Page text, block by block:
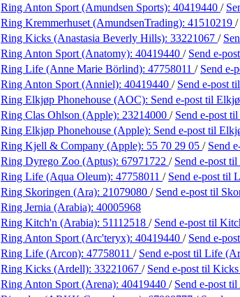
Ring Anton Sport (Amundsen Sports): 40419440 /
Ring Kremmerhuset (AmundsenTrading): 41510219 /
Ring Kicks (Anastasia Beverly Hills): 33221067 /
Ring Anton Sport (Anatomy): 40419440 / Send e-post
Ring Life (Anne Marie Börlind): 47758011 / Send e-
Ring Anton Sport (Anniel): 40419440 / Send e-post
Ring Elkjøp Phonehouse (AOC): Send e-post til
Ring Clas Ohlson (Apple): 23214000 / Send e-post til
Ring Elkjøp Phonehouse (Apple): Send e-post til
Ring Kjell & Company (Apple): 55 70 29 05 / Send
Ring Dyrego Zoo (Aptus): 67971722 / Send e-post til
Ring Life (Aqua Oleum): 47758011 / Send e-post til
Ring Skoringen (Ara): 21079080 / Send e-post til
Ring Jernia (Arabia): 40005968
Ring Kitch'n (Arabia): 51112518 / Send e-post til
Ring Anton Sport (Arc'teryx): 40419440 / Send e-post
Ring Life (Arcon): 47758011 / Send e-post til Life
Ring Kicks (Ardell): 33221067 / Send e-post til
Ring Anton Sport (Arena): 40419440 / Send e-post til